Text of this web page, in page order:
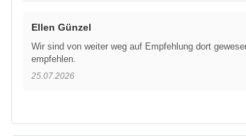
Ellen Günzel
Wir sind von weiter weg auf Empfehlung dort
empfehlen.
25.07.2026